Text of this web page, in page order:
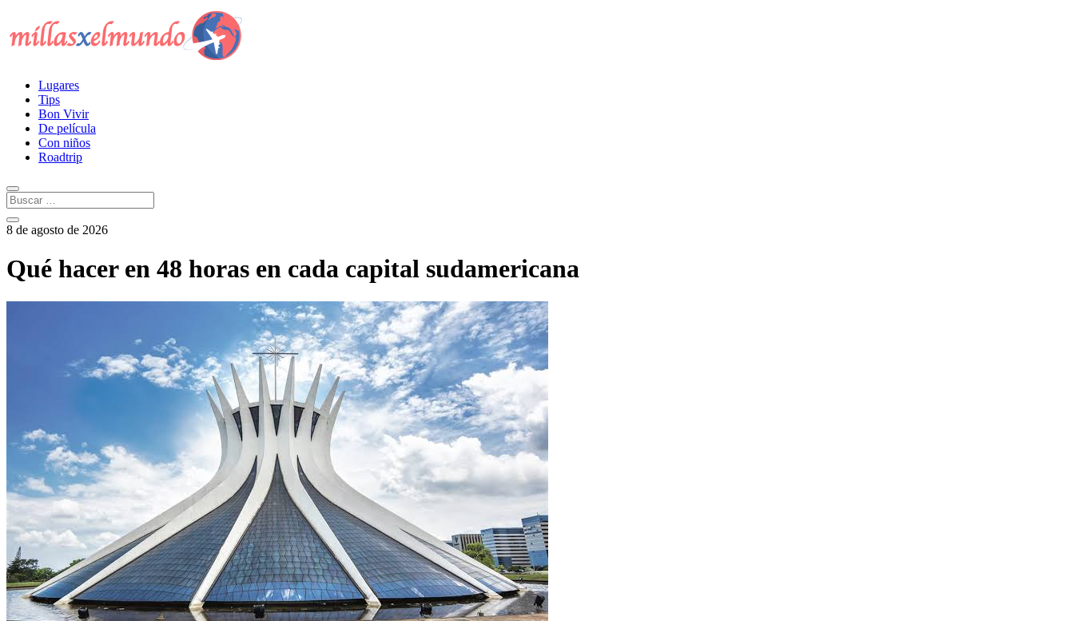
Lugares
Tips
Bon Vivir
De película
Con niños
Roadtrip
8 de agosto de 2026
Qué hacer en 48 horas en cada capital sudamericana